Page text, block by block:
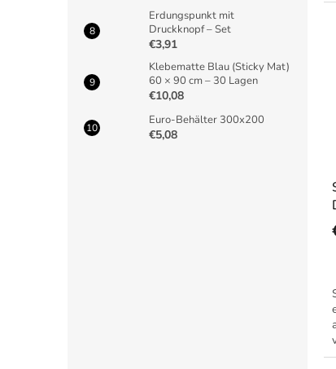
Erdungspunkt mit
Druckknopf – Set
€3,91
Klebematte Blau (Sticky Mat)
60 × 90 cm – 30 Lagen
€10,08
Euro-Behälter 300x200
€5,08